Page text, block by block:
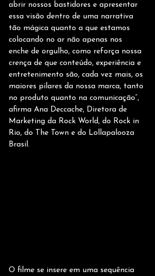
abrir nossos bastidores e apresentar
essa visão dentro de uma narrativa
tão mágica quanto a que estamos
colocando no ar não apenas nos
enche de orgulho, como reforça nossa
crença de que conteúdo, experiência e
entretenimento são, cada vez mais, os
maiores pilares da nossa marca, tanto
no produto quanto na comunicação”,
afirma Ana Deccache, Diretora de
Marketing da Rock World, do Rock in
Rio, do The Town e do Lollapalooza
Brasil.
O filme se insere em uma sequência